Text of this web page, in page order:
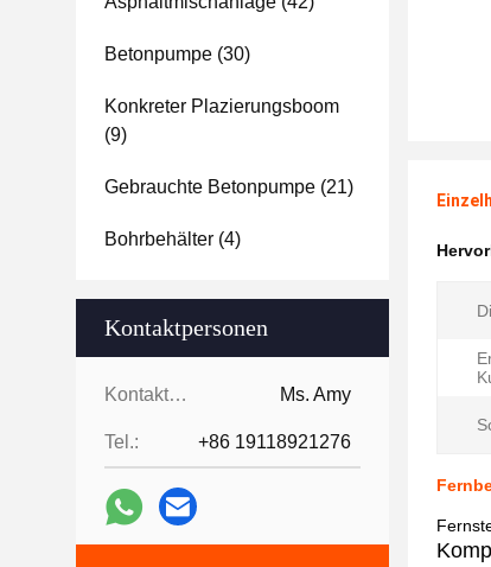
Betonpumpe (30)
Konkreter Plazierungsboom
(9)
Gebrauchte Betonpumpe (21)
Bohrbehälter (4)
Kontaktpersonen
Kontaktpersonen: Ms. Amy
Tel.: +86 19118921276